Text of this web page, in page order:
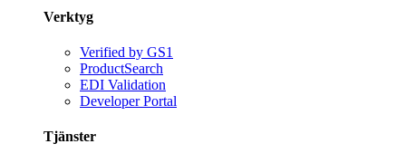
Verktyg
Verified by GS1
ProductSearch
EDI Validation
Developer Portal
Tjänster